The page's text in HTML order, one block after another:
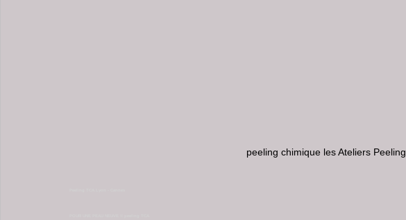
peeling chimique les Ateliers Peeling